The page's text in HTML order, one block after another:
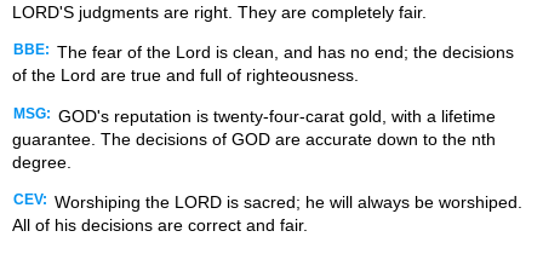
LORD'S judgments are right. They are completely fair.
BBE: The fear of the Lord is clean, and has no end; the decisions
of the Lord are true and full of righteousness.
MSG: GOD's reputation is twenty-four-carat gold, with a lifetime
guarantee. The decisions of GOD are accurate down to the nth
degree.
CEV: Worshiping the LORD is sacred; he will always be worshiped.
All of his decisions are correct and fair.